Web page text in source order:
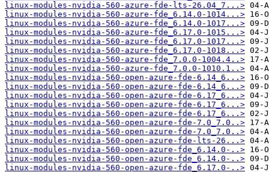
linux-modules-nvidia-560-azure-fde-lts-26.04_7...>
linux-modules-nvidia-560-azure-fde_6.14.0-1014...>
linux-modules-nvidia-560-azure-fde_6.14.0-1017...>
linux-modules-nvidia-560-azure-fde_6.17.0-1015...>
linux-modules-nvidia-560-azure-fde_6.17.0-1017...>
linux-modules-nvidia-560-azure-fde_6.17.0-1018...>
linux-modules-nvidia-560-azure-fde_7.0.0-1004.4..>
linux-modules-nvidia-560-azure-fde_7.0.0-1010.1..>
linux-modules-nvidia-560-open-azure-fde-6.14_6...>
linux-modules-nvidia-560-open-azure-fde-6.14_6...>
linux-modules-nvidia-560-open-azure-fde-6.17_6...>
linux-modules-nvidia-560-open-azure-fde-6.17_6...>
linux-modules-nvidia-560-open-azure-fde-6.17_6...>
linux-modules-nvidia-560-open-azure-fde-7.0_7.0..>
linux-modules-nvidia-560-open-azure-fde-7.0_7.0..>
linux-modules-nvidia-560-open-azure-fde-lts-26...>
linux-modules-nvidia-560-open-azure-fde_6.14.0-..>
linux-modules-nvidia-560-open-azure-fde_6.14.0-..>
linux-modules-nvidia-560-open-azure-fde_6.17.0-..>